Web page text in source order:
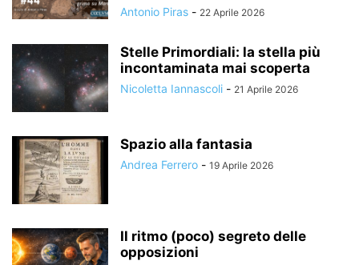
Antonio Piras - 22 Aprile 2026
Stelle Primordiali: la stella più
incontaminata mai scoperta
Nicoletta Iannascoli - 21 Aprile 2026
Spazio alla fantasia
Andrea Ferrero - 19 Aprile 2026
Il ritmo (poco) segreto delle
opposizioni